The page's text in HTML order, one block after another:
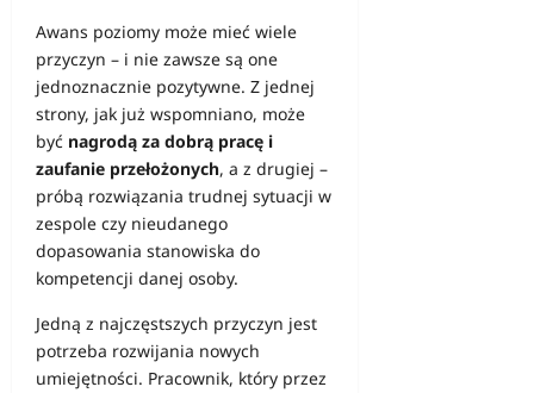
Awans poziomy może mieć wiele
przyczyn – i nie zawsze są one
jednoznacznie pozytywne. Z jednej
strony, jak już wspomniano, może
być nagrodą za dobrą pracę i
zaufanie przełożonych, a z drugiej –
próbą rozwiązania trudnej sytuacji w
zespole czy nieudanego
dopasowania stanowiska do
kompetencji danej osoby.
Jedną z najczęstszych przyczyn jest
potrzeba rozwijania nowych
umiejętności. Pracownik, który przez